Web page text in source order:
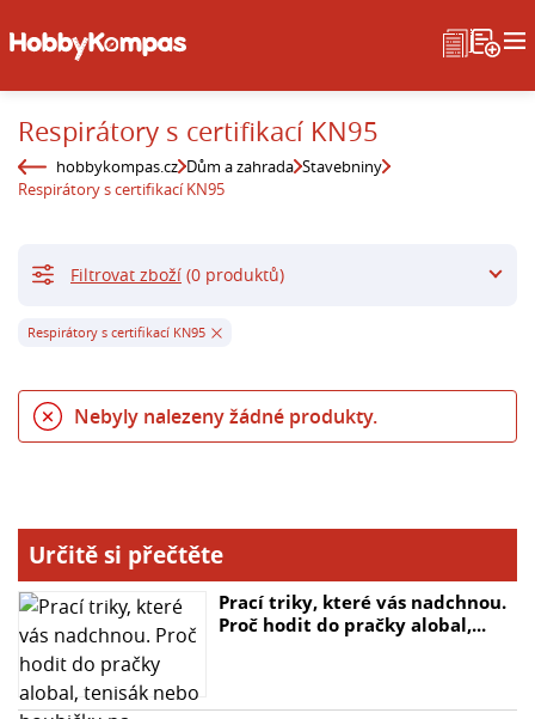
Respirátory s certifikací KN95
hobbykompas.cz Dům a zahrada Stavebniny
Respirátory s certifikací KN95
Nebyly nalezeny žádné produkty.
Určitě si přečtěte
Prací triky, které vás nadchnou.
Proč hodit do pračky alobal,...
Filtrovat zboží (0 produktů)
Respirátory s certifikací KN95